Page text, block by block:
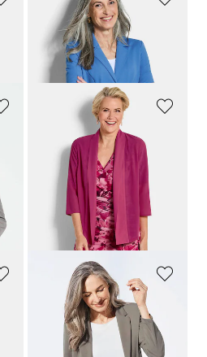
GOLDNER
Jersey-Blazer mit Reverskragen
89,95 € 109,95 €
Chiffonjäckchen
64,95 €
GOLDNER
109,95 €169,95 €
+ 4